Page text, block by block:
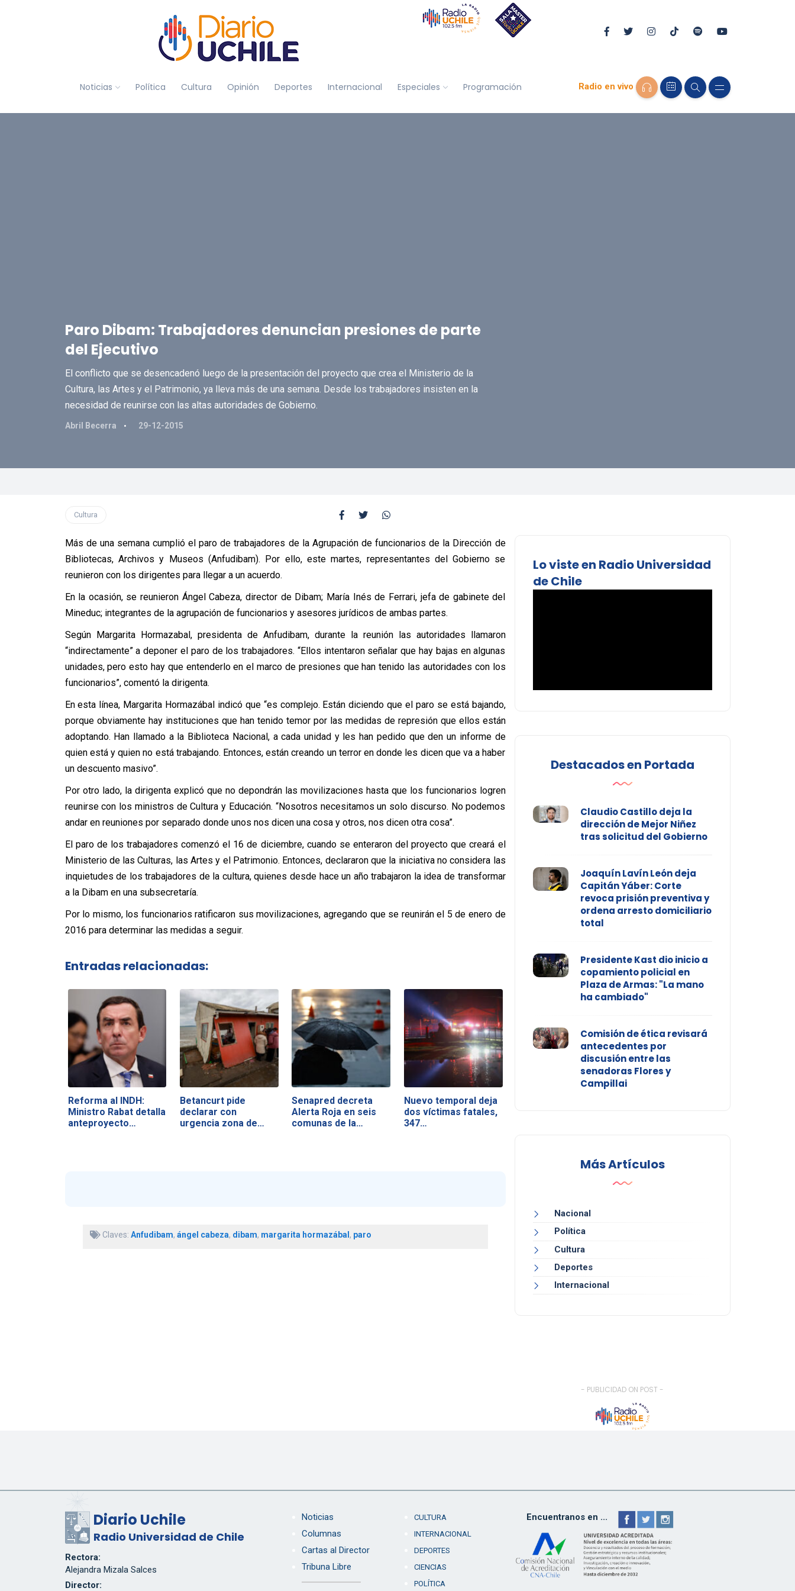
Noticias Política Cultura Opinión Deportes Internacional Especiales Programación Radio en vivo
Paro Dibam: Trabajadores denuncian presiones de parte
del Ejecutivo
El conflicto que se desencadenó luego de la presentación del proyecto que crea el Ministerio de la
Cultura, las Artes y el Patrimonio, ya lleva más de una semana. Desde los trabajadores insisten en la
necesidad de reunirse con las altas autoridades de Gobierno.
Abril Becerra 29-12-2015
Cultura
Más de una semana cumplió el paro de trabajadores de la Agrupación de funcionarios de la Dirección de
Bibliotecas, Archivos y Museos (Anfudibam). Por ello, este martes, representantes del Gobierno se
reunieron con los dirigentes para llegar a un acuerdo.
En la ocasión, se reunieron Ángel Cabeza, director de Dibam; María Inés de Ferrari, jefa de gabinete del
Mineduc; integrantes de la agrupación de funcionarios y asesores jurídicos de ambas partes.
Según Margarita Hormazabal, presidenta de Anfudibam, durante la reunión las autoridades llamaron
“indirectamente” a deponer el paro de los trabajadores. “Ellos intentaron señalar que hay bajas en algunas
unidades, pero esto hay que entenderlo en el marco de presiones que han tenido las autoridades con los
funcionarios”, comentó la dirigenta.
En esta línea, Margarita Hormazábal indicó que “es complejo. Están diciendo que el paro se está bajando,
porque obviamente hay instituciones que han tenido temor por las medidas de represión que ellos están
adoptando. Han llamado a la Biblioteca Nacional, a cada unidad y les han pedido que den un informe de
quien está y quien no está trabajando. Entonces, están creando un terror en donde les dicen que va a haber
un descuento masivo”.
Por otro lado, la dirigenta explicó que no depondrán las movilizaciones hasta que los funcionarios logren
reunirse con los ministros de Cultura y Educación. “Nosotros necesitamos un solo discurso. No podemos
andar en reuniones por separado donde unos nos dicen una cosa y otros, nos dicen otra cosa”.
El paro de los trabajadores comenzó el 16 de diciembre, cuando se enteraron del proyecto que creará el
Ministerio de las Culturas, las Artes y el Patrimonio. Entonces, declararon que la iniciativa no considera las
inquietudes de los trabajadores de la cultura, quienes desde hace un año trabajaron la idea de transformar
a la Dibam en una subsecretaría.
Por lo mismo, los funcionarios ratificaron sus movilizaciones, agregando que se reunirán el 5 de enero de
2016 para determinar las medidas a seguir.
Entradas relacionadas:
Reforma al INDH:
Ministro Rabat detalla
anteproyecto…
Betancurt pide
declarar con
urgencia zona de…
Senapred decreta
Alerta Roja en seis
comunas de la…
Nuevo temporal deja
dos víctimas fatales,
347…
Claves: Anfudibam, ángel cabeza, dibam, margarita hormazábal , paro
Lo viste en Radio Universidad
de Chile
Destacados en Portada
Claudio Castillo deja la
dirección de Mejor Niñez
tras solicitud del Gobierno
Joaquín Lavín León deja
Capitán Yáber: Corte
revoca prisión preventiva y
ordena arresto domiciliario
total
Presidente Kast dio inicio a
copamiento policial en
Plaza de Armas: "La mano
ha cambiado"
Comisión de ética revisará
antecedentes por
discusión entre las
senadoras Flores y
Campillai
Más Artículos
Nacional
Política
Cultura
Deportes
Internacional
- PUBLICIDAD ON POST -
Diario Uchile
Radio Universidad de Chile
Rectora:
Alejandra Mizala Salces
Director:
Noticias
Columnas
Cartas al Director
Tribuna Libre
CULTURA
INTERNACIONAL
DEPORTES
CIENCIAS
POLÍTICA
Encuentranos en ...